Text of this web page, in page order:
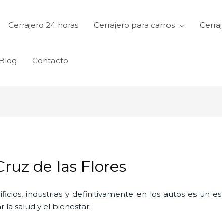
Cerrajero 24 horas Cerrajero para carros
Blog Contacto
de las Flores
industrias y definitivamente en los autos es un
salud y el bienestar.